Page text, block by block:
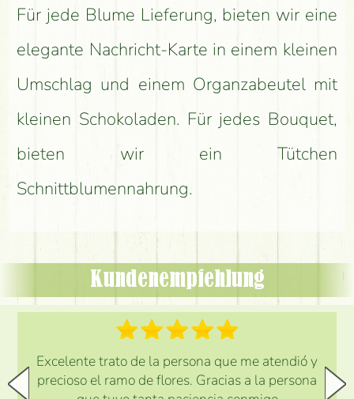
Für jede Blume Lieferung, bieten wir eine
elegante Nachricht-Karte in einem kleinen
Umschlag und einem Organzabeutel mit
kleinen Schokoladen. Für jedes Bouquet,
bieten wir ein Tütchen
Schnittblumennahrung.
Kundenempfehlung
Excelente trato de la persona que me atendió y
precioso el ramo de flores. Gracias a la persona